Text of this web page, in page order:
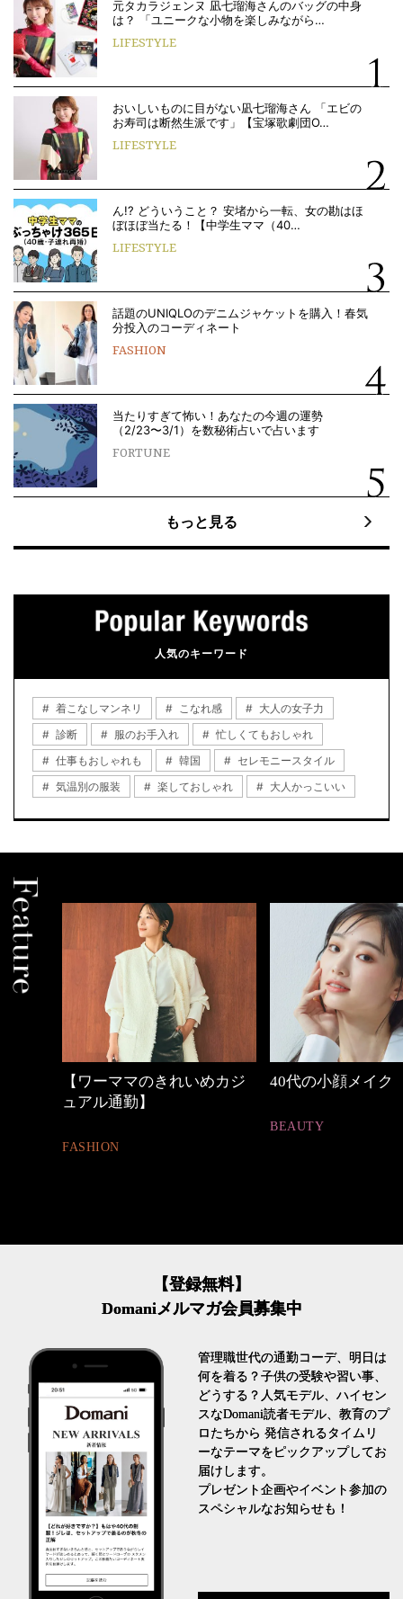
元タカラジェンヌ 凪七瑠海さんのバッグの中身
は？ 「ユニークな小物を楽しみながら…
LIFESTYLE
おいしいものに目がない凪七瑠海さん 「エビの
お寿司は断然生派です」【宝塚歌劇団O…
LIFESTYLE
ん!? どういうこと？ 安堵から一転、女の勘はほ
ぼほぼ当たる！【中学生ママ（40…
LIFESTYLE
話題のUNIQLOのデニムジャケットを購入！春気
分投入のコーディネート
FASHION
当たりすぎて怖い！あなたの今週の運勢
（2/23〜3/1）を数秘術占いで占います
FORTUNE
もっと見る
人気のキーワード
着こなしマンネリ こなれ感
大人の女子力
診断
服のお手入れ
忙しくてもおしゃれ
仕事もおしゃれも
韓国
セレモニースタイル
気温別の服装
楽しておしゃれ 大人かっこいい
【ワーママのきれいめカジ
ュアル通勤】
FASHION
40代の小顔メイク
BEAUTY
【登録無料】
Domaniメルマガ会員募集中
管理職世代の通勤コーデ、明日は
何を着る？子供の受験や習い事、
どうする？人気モデル、ハイセン
スなDomani読者モデル、教育のプ
ロたちから 発信されるタイムリ
ーなテーマをピックアップしてお
届けします。
プレゼント企画やイベント参加の
スペシャルなお知らせも！